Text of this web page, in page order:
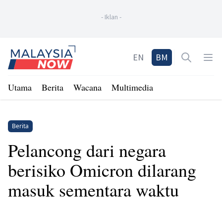
- Iklan -
Home
EN BM Open
Utama Berita Wacana Multimedia
Berita
Pelancong dari negara
berisiko Omicron dilarang
masuk sementara waktu